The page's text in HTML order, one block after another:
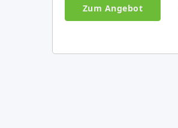
Zum Angebot